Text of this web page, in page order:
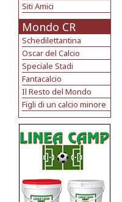
Siti Amici
Mondo CR
Schedilettantina
Oscar del Calcio
Speciale Stadi
Fantacalcio
Il Resto del Mondo
Figli di un calcio minore